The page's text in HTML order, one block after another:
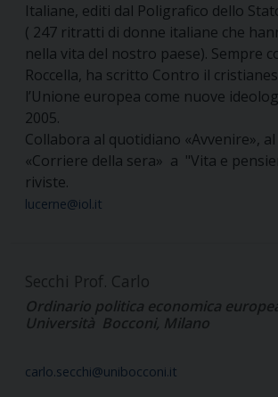
Italiane, editi dal Poligrafico dello
( 247 ritratti di donne italiane che
nella vita del nostro paese). Sempre
Roccella, ha scritto Contro il
l’Unione europea come nuove
2005.
Collabora al quotidiano «Avvenire», al
«Corriere della sera» a "Vita e
riviste.
lucerne@iol.it
Secchi Prof. Carlo
Ordinario politica economica
Università Bocconi, Milano
carlo.secchi@unibocconi.it